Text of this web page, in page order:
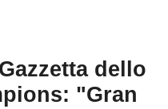
dello
"Gran